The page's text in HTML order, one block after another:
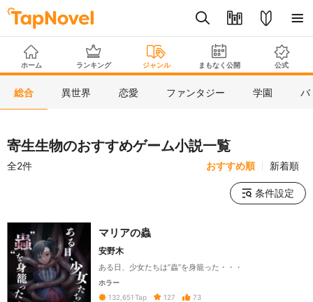
ホーム ランキング ジャンル まもなく公開 公式
総合 異世界 恋愛 ファンタジー 学園 バ
寄生生物のおすすめゲーム小説一覧
全2件 おすすめ順 新着順
条件設定
マリアの蟲
安野木
ある日、少女たちは”蟲”を身籠った・・・
ホラー
132,651 Tap 127
73